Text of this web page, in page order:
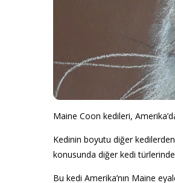
Maine Coon kedileri,
Kedinin boyutu diğer
konusunda diğer kedi
Bu kedi Amerika’nın Maine